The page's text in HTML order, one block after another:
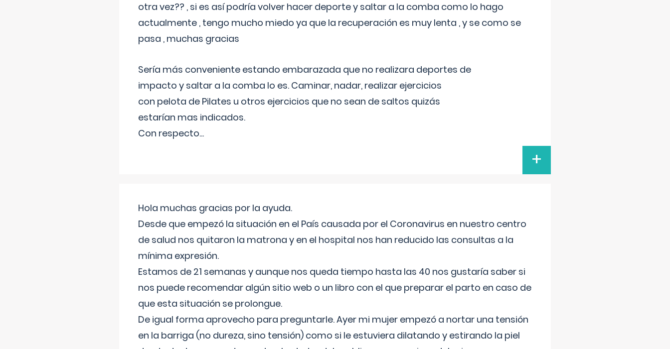
otra vez?? , si es así podría volver hacer deporte y saltar a la comba como lo hago
actualmente , tengo mucho miedo ya que la recuperación es muy lenta , y se como se
pasa , muchas gracias
Sería más conveniente estando embarazada que no realizara deportes de
impacto y saltar a la comba lo es. Caminar, nadar, realizar ejercicios
con pelota de Pilates u otros ejercicios que no sean de saltos quizás
estarían mas indicados.
Con respecto...
+
Hola muchas gracias por la ayuda.
Desde que empezó la situación en el País causada por el Coronavirus en nuestro centro
de salud nos quitaron la matrona y en el hospital nos han reducido las consultas a la
mínima expresión.
Estamos de 21 semanas y aunque nos queda tiempo hasta las 40 nos gustaría saber si
nos puede recomendar algún sitio web o un libro con el que preparar el parto en caso de
que esta situación se prolongue.
De igual forma aprovecho para preguntarle. Ayer mi mujer empezó a nortar una tensión
en la barriga (no dureza, sino tensión) como si le estuviera dilatando y estirando la piel